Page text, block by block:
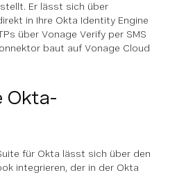
Er lässt sich über
in Ihre Okta Identity Engine
über Vonage Verify per SMS
baut auf Vonage Cloud
Okta-
für Okta lässt sich über den
integrieren, der in der Okta